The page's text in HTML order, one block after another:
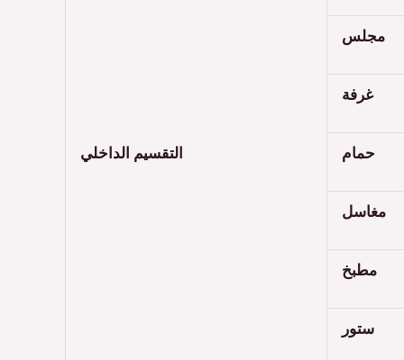
غرفة
حمام
مغاسل
مطبخ
ستور